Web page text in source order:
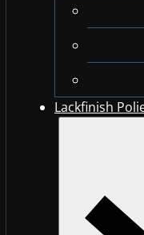
Lackfinish